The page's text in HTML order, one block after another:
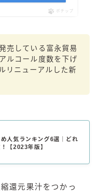
ポチップ
売している富永貿易
ルコール度数を下げ
リニューアルした新
人気ランキング6選｜どれ
【2023年版】
還元果汁をつかっ